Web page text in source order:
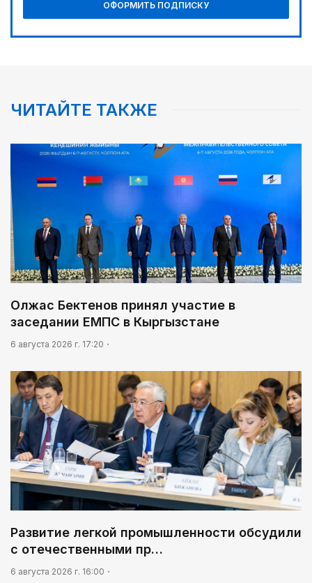
ОФОРМИТЬ ПОДПИСКУ
ЧИТАЙТЕ ТАКЖЕ
Олжас Бектенов принял участие в
заседании ЕМПС в Кыргызстане
6 августа 2026 г. 17:20
Развитие легкой промышленности обсудили
с отечественными пр…
6 августа 2026 г. 16:00